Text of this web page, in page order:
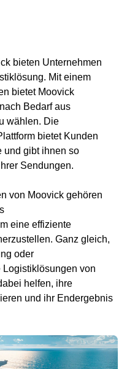
bieten Unternehmen
Mit einem
bietet Moovick
Bedarf aus
wählen. Die
bietet Kunden
und gibt ihnen so
Sendungen.
von Moovick gehören
eine effiziente
Ganz gleich,
oder
von
helfen, ihre
und ihr Endergebnis